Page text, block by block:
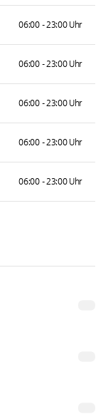
06:00 - 23:00 Uhr
06:00 - 23:00 Uhr
06:00 - 23:00 Uhr
06:00 - 23:00 Uhr
06:00 - 23:00 Uhr